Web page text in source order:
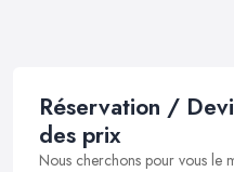
Réservation /
des prix
Nous cherchons pour vous le